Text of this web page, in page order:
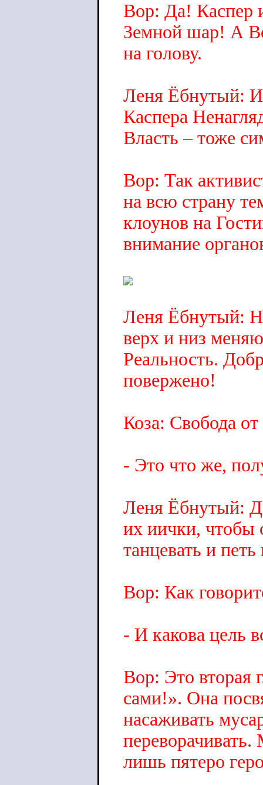
Вор: Да! Каспер
Земной шар! А
на голову.
Леня Ёбнутый: И
Каспера
Власть – тоже
Вор: Так
на всю страну
клоунов на
внимание
Леня Ёбнутый:
верх и низ
Реальность.
повержено!
Коза: Свобода
- Это что же,
Леня Ёбнутый:
их иички, чтобы
танцевать и
Вор: Как
- И какова цель
Вор: Это вторая
сами!». Она
насаживать
переворачивать.
лишь пятеро